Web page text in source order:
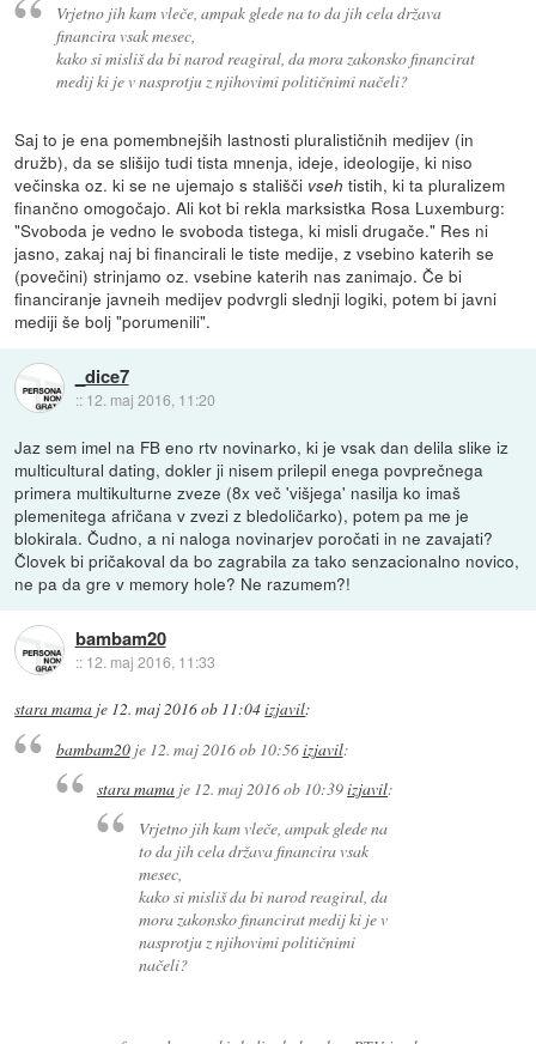
Vrjetno jih kam vleče, ampak glede na to da jih cela država
financira vsak mesec,
kako si misliš da bi narod reagiral, da mora zakonsko financirat
medij ki je v nasprotju z njihovimi političnimi načeli?
Saj to je ena pomembnejših lastnosti pluralističnih medijev (in
družb), da se slišijo tudi tista mnenja, ideje, ideologije, ki niso
večinska oz. ki se ne ujemajo s stališči vseh tistih, ki ta pluralizem
finančno omogočajo. Ali kot bi rekla marksistka Rosa Luxemburg:
"Svoboda je vedno le svoboda tistega, ki misli drugače." Res ni
jasno, zakaj naj bi financirali le tiste medije, z vsebino katerih se
(povečini) strinjamo oz. vsebine katerih nas zanimajo. Če bi
financiranje javneih medijev podvrgli slednji logiki, potem bi javni
mediji še bolj "porumenili".
_dice7
:: 12. maj 2016, 11:20
Jaz sem imel na FB eno rtv novinarko, ki je vsak dan delila slike iz
multicultural dating, dokler ji nisem prilepil enega povprečnega
primera multikulturne zveze (8x več 'višjega' nasilja ko imaš
plemenitega afričana v zvezi z bledoličarko), potem pa me je
blokirala. Čudno, a ni naloga novinarjev poročati in ne zavajati?
Človek bi pričakoval da bo zagrabila za tako senzacionalno novico,
ne pa da gre v memory hole? Ne razumem?!
bambam20
:: 12. maj 2016, 11:33
stara mama je 12. maj 2016 ob 11:04izjavil:
bambam20je 12. maj 2016 ob 10:56izjavil:
stara mama je 12. maj 2016 ob 10:39izjavil:
Vrjetno jih kam vleče, ampak glede na
to da jih cela država financira vsak
mesec,
kako si misliš da bi narod reagiral, da
mora zakonsko financirat medij ki je v
nasprotju z njihovimi političnimi
načeli?